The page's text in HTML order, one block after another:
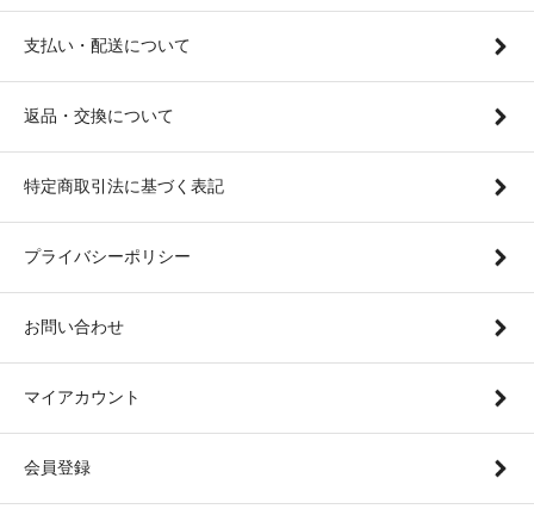
支払い・配送について
返品・交換について
特定商取引法に基づく表記
プライバシーポリシー
お問い合わせ
マイアカウント
会員登録